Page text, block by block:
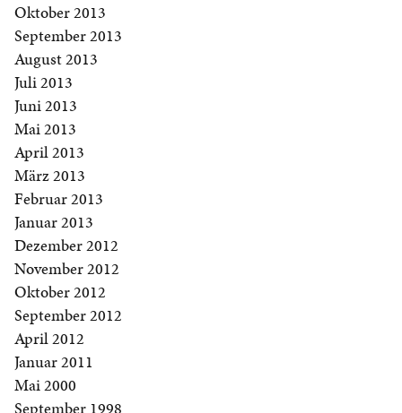
Oktober 2013
September 2013
August 2013
Juli 2013
Juni 2013
Mai 2013
April 2013
März 2013
Februar 2013
Januar 2013
Dezember 2012
November 2012
Oktober 2012
September 2012
April 2012
Januar 2011
Mai 2000
September 1998